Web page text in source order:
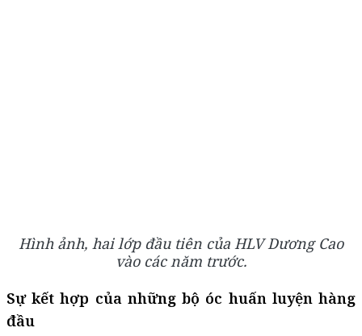
Hình ảnh, hai lớp đầu tiên của HLV Dương Cao
vào các năm trước.
Sự kết hợp của những bộ óc huấn luyện hàng
đầu